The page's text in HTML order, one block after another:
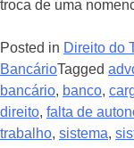
troca de uma
Posted in Direito do
BancárioTagged
bancário, banco,
direito, falta de
trabalho, sistema,